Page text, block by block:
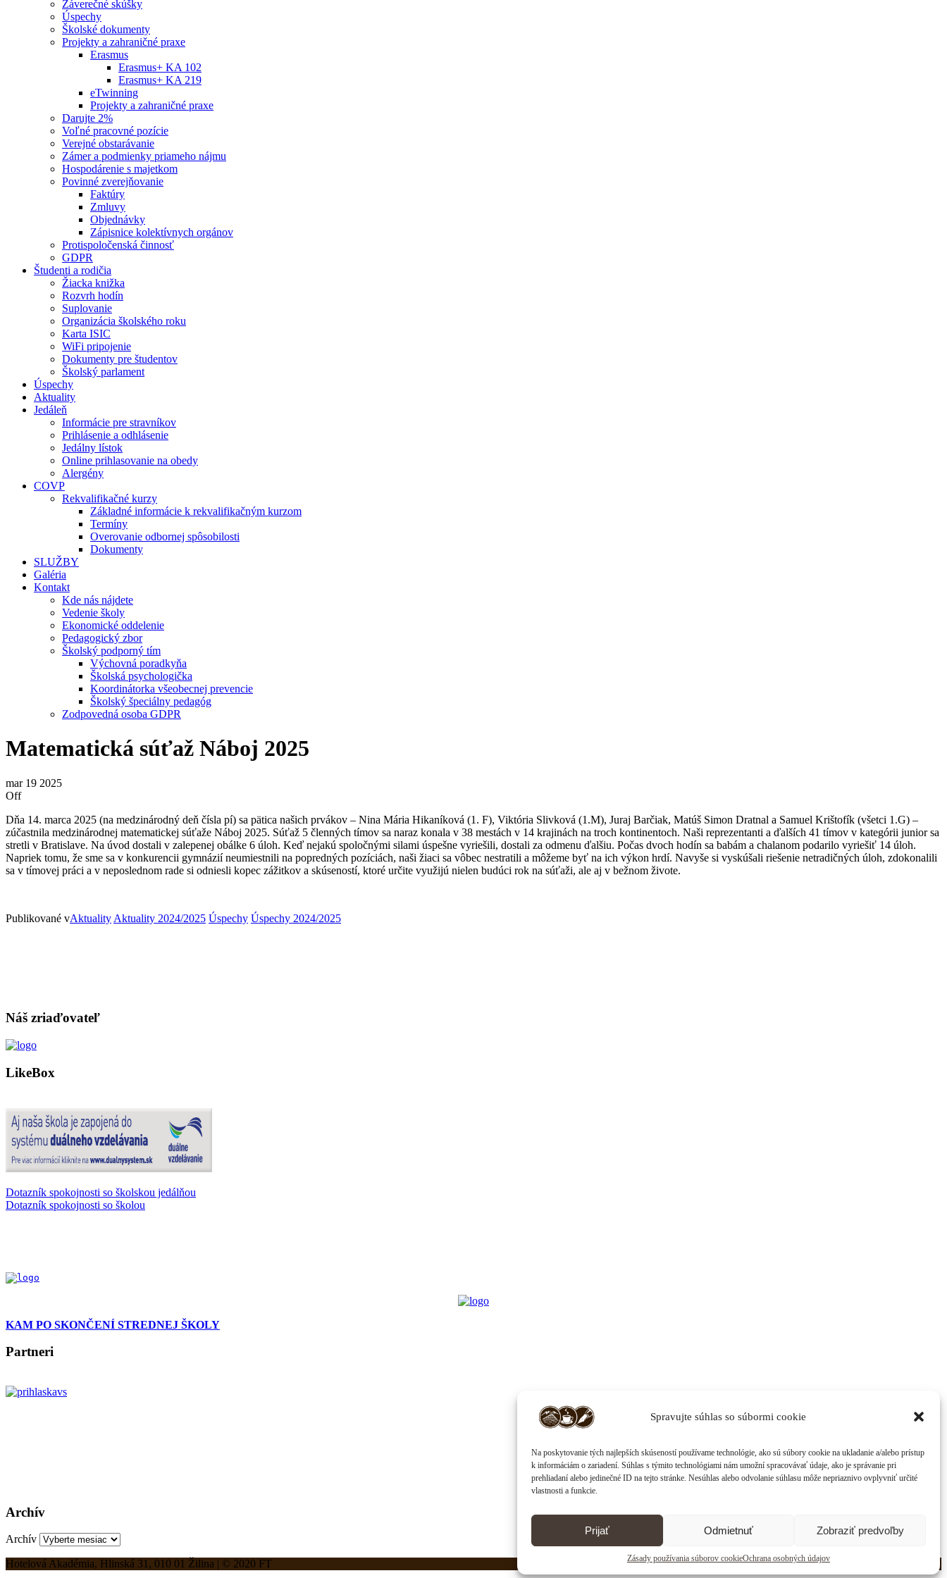
Spravujte súhlas so súbormi cookie
Na poskytovanie tých najlepších skúseností používame technológie, ako sú súbory cookie na ukladanie a/alebo prístup
k informáciám o zariadení. Súhlas s týmito technológiami nám umožní spracovávať údaje, ako je správanie pri
prehliadaní alebo jedinečné ID na tejto stránke. Nesúhlas alebo odvolanie súhlasu môže nepriaznivo ovplyvniť určité
vlastnosti a funkcie.
Prijať Odmietnuť Zobraziť predvoľby
Zásady používania súborov cookieOchrana osobných údajov
Záverečné skúšky
Úspechy
Školské dokumenty
Projekty a zahraničné praxe
Erasmus
Erasmus+ KA 102
Erasmus+ KA 219
eTwinning
Projekty a zahraničné praxe
Darujte 2%
Voľné pracovné pozície
Verejné obstarávanie
Zámer a podmienky priameho nájmu
Hospodárenie s majetkom
Povinné zverejňovanie
Faktúry
Zmluvy
Objednávky
Zápisnice kolektívnych orgánov
Protispoločenská činnosť
GDPR
Študenti a rodičia
Žiacka knižka
Rozvrh hodín
Suplovanie
Organizácia školského roku
Karta ISIC
WiFi pripojenie
Dokumenty pre študentov
Školský parlament
Úspechy
Aktuality
Jedáleň
Informácie pre stravníkov
Prihlásenie a odhlásenie
Jedálny lístok
Online prihlasovanie na obedy
Alergény
COVP
Rekvalifikačné kurzy
Základné informácie k rekvalifikačným kurzom
Termíny
Overovanie odbornej spôsobilosti
Dokumenty
SLUŽBY
Galéria
Kontakt
Kde nás nájdete
Vedenie školy
Ekonomické oddelenie
Pedagogický zbor
Školský podporný tím
Výchovná poradkyňa
Školská psychologička
Koordinátorka všeobecnej prevencie
Školský špeciálny pedagóg
Zodpovedná osoba GDPR
Matematická súťaž Náboj 2025
mar 19 2025
Off
Dňa 14. marca 2025 (na medzinárodný deň čísla pí) sa pätica našich prvákov – Nina Mária Hikaníková (1. F), Viktória Slivková (1.M), Juraj Barčiak, Matúš Simon Dratnal a Samuel Krištofík (všetci 1.G) –
zúčastnila medzinárodnej matematickej súťaže Náboj 2025. Súťaž 5 členných tímov sa naraz konala v 38 mestách v 14 krajinách na troch kontinentoch. Naši reprezentanti a ďalších 41 tímov v kategórii junior sa
stretli v Bratislave. Na úvod dostali v zalepenej obálke 6 úloh. Keď nejakú spoločnými silami úspešne vyriešili, dostali za odmenu ďalšiu. Počas dvoch hodín sa babám a chalanom podarilo vyriešiť 14 úloh.
Napriek tomu, že sme sa v konkurencii gymnázií neumiestnili na popredných pozíciách, naši žiaci sa vôbec nestratili a môžeme byť na ich výkon hrdí. Navyše si vyskúšali riešenie netradičných úloh, zdokonalili
sa v tímovej práci a v neposlednom rade si odniesli kopec zážitkov a skúseností, ktoré určite využijú nielen budúci rok na súťaži, ale aj v bežnom živote.
Publikované vAktuality Aktuality 2024/2025 Úspechy Úspechy 2024/2025
Náš zriaďovateľ
LikeBox
Dotazník spokojnosti so školskou jedálňou
Dotazník spokojnosti so školou
KAM PO SKONČENÍ STREDNEJ ŠKOLY
Partneri
Archív
Archív
Hotelová Akadémia, Hlinská 31, 010 01 Žilina | © 2020 FT